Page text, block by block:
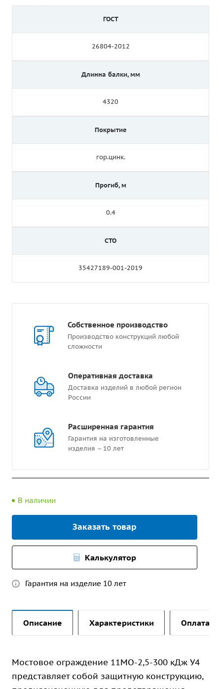
ГОСТ
26804-2012
Длинна балки, мм
4320
Покрытие
гор.цинк.
Прогиб, м
0.4
СТО
35427189-001-2019
Собственное производство
Производство конструкций любой
сложности
Оперативная доставка
Доставка изделий в любой регион
России
Расширенная гарантия
Гарантия на изготовленные
изделия – 10 лет
В наличии
Заказать товар
Калькулятор
Гарантия на изделие 10 лет
Описание Характеристики Оплата и
Мостовое ограждение 11МО-2,5-300 кДж У4
представляет собой защитную конструкцию,